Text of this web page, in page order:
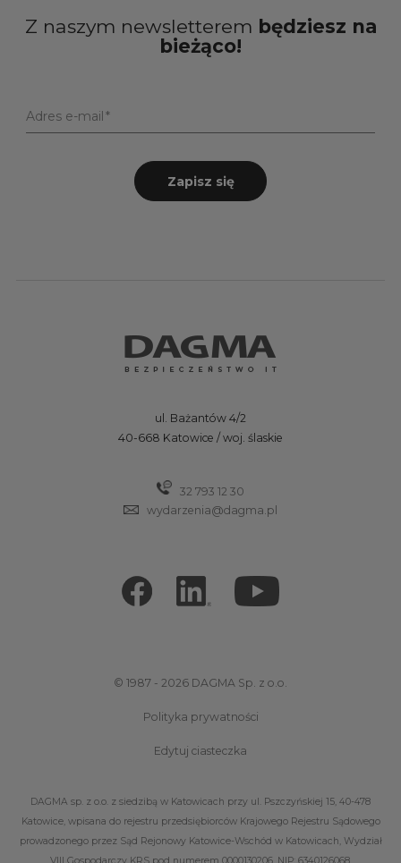
Z naszym newsletterem będziesz na
bieżąco!
Adres e-mail
Zapisz się
ul. Bażantów 4/2
40-668 Katowice / woj. ślaskie
32 793 12 30
wydarzenia@dagma.pl
© 1987 - 2026 DAGMA Sp. z o.o.
Polityka prywatności
Edytuj ciasteczka
DAGMA sp. z o.o. z siedzibą w Katowicach przy ul. Pszczyńskiej 15, 40-478
Katowice, wpisana do rejestru przedsiębiorców Krajowego Rejestru Sądowego
prowadzonego przez Sąd Rejonowy Katowice-Wschód w Katowicach, Wydział
VIII Gospodarczy KRS pod numerem 0000130206, NIP: 6340126068,